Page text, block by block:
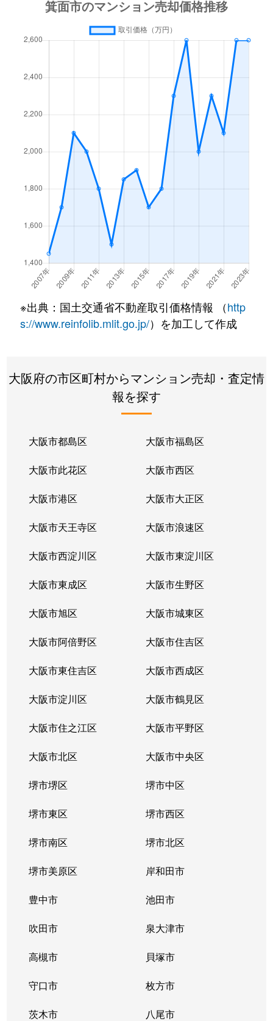
4,400万円 千里中央
千里中央
徒歩21分
船場東
千里中央
徒歩21分
船場東
千里中央
徒歩17分
千里中央
徒歩20分
3,600万円 千里中央
570万円 千里中央
如意谷
2,000万円
如意谷
3,300万円 箕面
徒歩23分
如意谷
4,000万円 箕面
徒歩23分
如意谷
740万円 箕面
徒歩16分
牧落
2,800万円 牧落
徒歩9分
2,700万円
牧落
牧落
箕面
箕面
箕面
箕面
箕面
3,000万円 箕面
箕面
3,900万円 箕面
箕面
箕面
※出典：国土交通省不動産取引価格情報 （http
s://www.reinfolib.mlit.go.jp/）を加工して作成
大阪府の市区町村からマンション売却・査定情
報を探す
大阪市都島区 大阪市福島区
大阪市此花区 大阪市西区
大阪市港区 大阪市大正区
大阪市天王寺区 大阪市浪速区
大阪市西淀川区 大阪市東淀川区
大阪市東成区 大阪市生野区
大阪市旭区 大阪市城東区
大阪市阿倍野区 大阪市住吉区
大阪市東住吉区 大阪市西成区
大阪市淀川区 大阪市鶴見区
大阪市住之江区 大阪市平野区
大阪市北区 大阪市中央区
堺市堺区 堺市中区
堺市東区 堺市西区
堺市南区 堺市北区
堺市美原区 岸和田市
豊中市 池田市
吹田市 泉大津市
高槻市 貝塚市
守口市 枚方市
茨木市 八尾市